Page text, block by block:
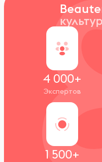
4 000+
Экспертов
1 500+